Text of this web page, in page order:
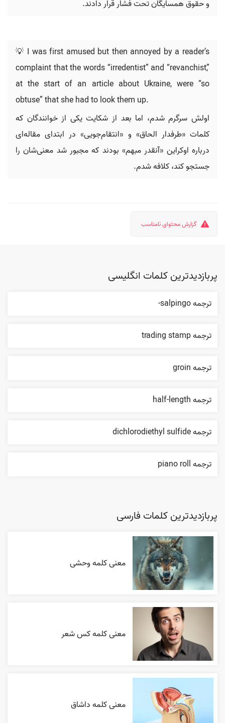
و حقوق همسایگان تحت فشار قرار دادند.
💡 I was first amused but then annoyed by a reader’s
complaint that the words “irredentist” and “revanchist,”
at the start of an article about Ukraine, were “so
obtuse” that she had to look them up.
اولش سرگرم شدم، اما بعد از شکایت یکی از خوانندگان که
کلمات «طرفدار الحاق» و «انتقام‌جویی» در ابتدای مقاله‌ای
درباره اوکراین «آنقدر مبهم» بودند که مجبور شد معنی‌شان را
جستجو کند، کلافه شدم.
گزارش محتوای نامناسب
پربازدیدترین کلمات انگلیسی
ترجمه salpingo-
ترجمه trading stamp
ترجمه groin
ترجمه half-length
ترجمه dichlorodiethyl sulfide
ترجمه piano roll
پربازدیدترین کلمات فارسی
معنی کلمه وحشی
معنی کلمه کس شعر
معنی کلمه داشاق